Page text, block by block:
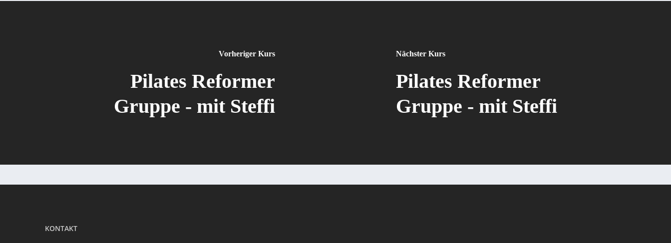
Vorheriger Kurs
Pilates Reformer
Gruppe - mit Steffi
Nächster Kurs
Pilates Reformer
Gruppe - mit Steffi
KONTAKT